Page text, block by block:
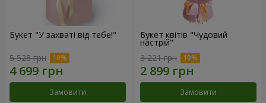
Букет "У захваті від тебе!"
5 528 грн
Замовити
Букет квітів "Чудовий
настрій"
3 221 грн
Замовити